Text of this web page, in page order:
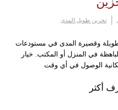
تخزين طويل المدى
وقصيرة المدى في مستودعات
في المنزل أو المكتب. خيار